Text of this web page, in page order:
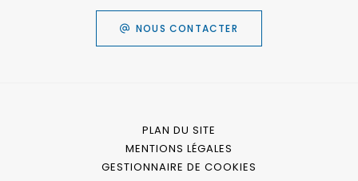
NOUS CONTACTER
PLAN DU SITE
MENTIONS LÉGALES
GESTIONNAIRE DE COOKIES